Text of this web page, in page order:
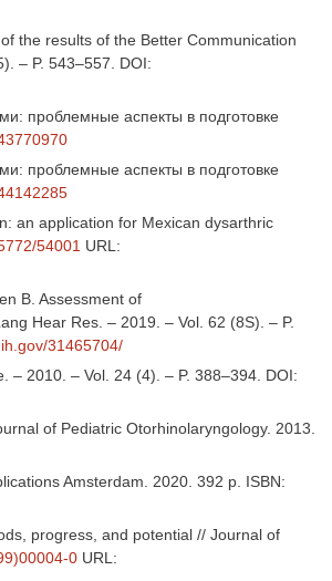
the results of the Better Communication
– P. 543‒557. DOI:
проблемные аспекты в подготовке
проблемные аспекты в подготовке
an application for Mexican dysarthric
54001 URL:
B. Assessment of
Hear Res. – 2019. – Vol. 62 (8S). – P.
31465704/
– 2010. – Vol. 24 (4). – P. 388–394. DOI:
of Pediatric Otorhinolaryngology. 2013.
Amsterdam. 2020. 392 p. ISBN:
progress, and potential // Journal of
0 URL: